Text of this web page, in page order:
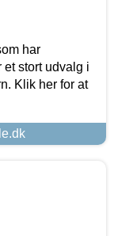
har
stort udvalg i
Klik her for at